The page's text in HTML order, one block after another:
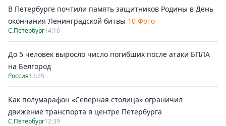
В Петербурге почтили память защитников Родины в День
окончания Ленинградской битвы 10 Фото
С.Петербург14:16
До 5 человек выросло число погибших после атаки БПЛА
на Белгород
Россия13:25
Как полумарафон «Северная столица» ограничил
движение транспорта в центре Петербурга
С.Петербург12:39